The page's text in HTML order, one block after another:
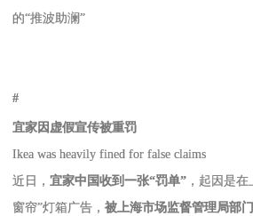
的“推波助澜”
#
宜家因虚假宣传被重罚
Ikea was heavily fined for false claims
近日， 宜家中国收到一张“罚单”，起因是在
窗帘”灯箱广告，被上海市场监督管理局部